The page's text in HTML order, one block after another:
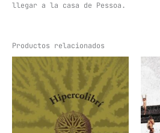
llegar a la casa de Pessoa.
Productos relacionados